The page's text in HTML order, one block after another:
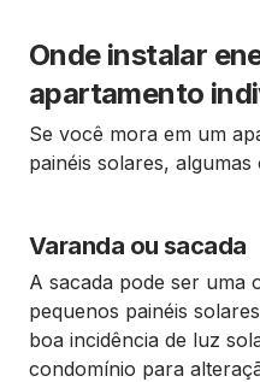
Onde instalar
apartamento
Se você mora em um
painéis solares,
Varanda ou sacada
A sacada pode ser uma
pequenos painéis
boa incidência de luz
condomínio para